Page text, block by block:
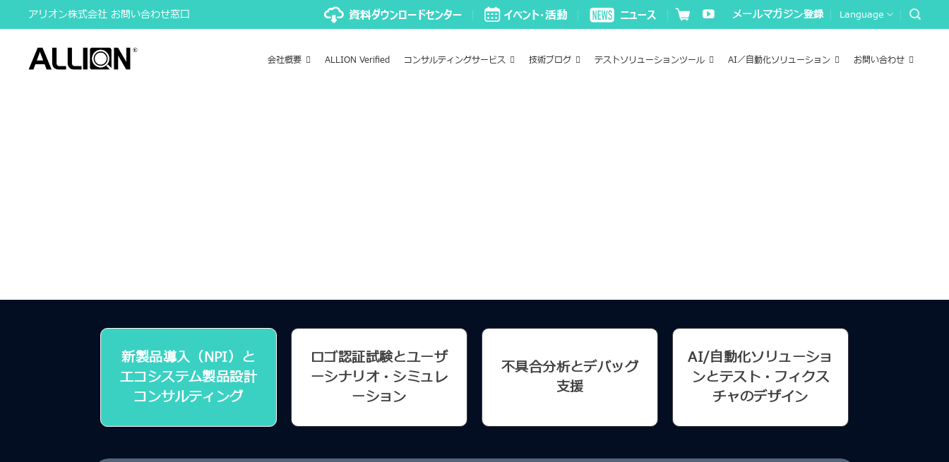
to
content
アリオン株式会社 お問い合わせ窓口 メールマガジン登録 Language
会社概要 ALLION Verified コンサルティングサービス 技術ブログ テストソリューションツール AI／自動化ソリューション お問い合わせ
新製品導入（NPI）と
エコシステム製品設計
コンサルティング
ロゴ認証試験とユーザ
ーシナリオ・シミュレ
ーション
不具合分析とデバッグ
支援
AI/自動化ソリューショ
ンとテスト・フィクス
チャのデザイン